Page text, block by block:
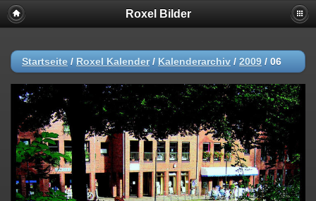
Roxel Bilder
Startseite / Roxel Kalender/ Kalenderarchiv / 2009 / 06